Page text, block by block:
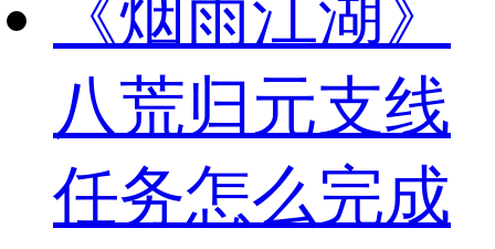
《烟雨江湖》
八荒归元支线
任务怎么完成